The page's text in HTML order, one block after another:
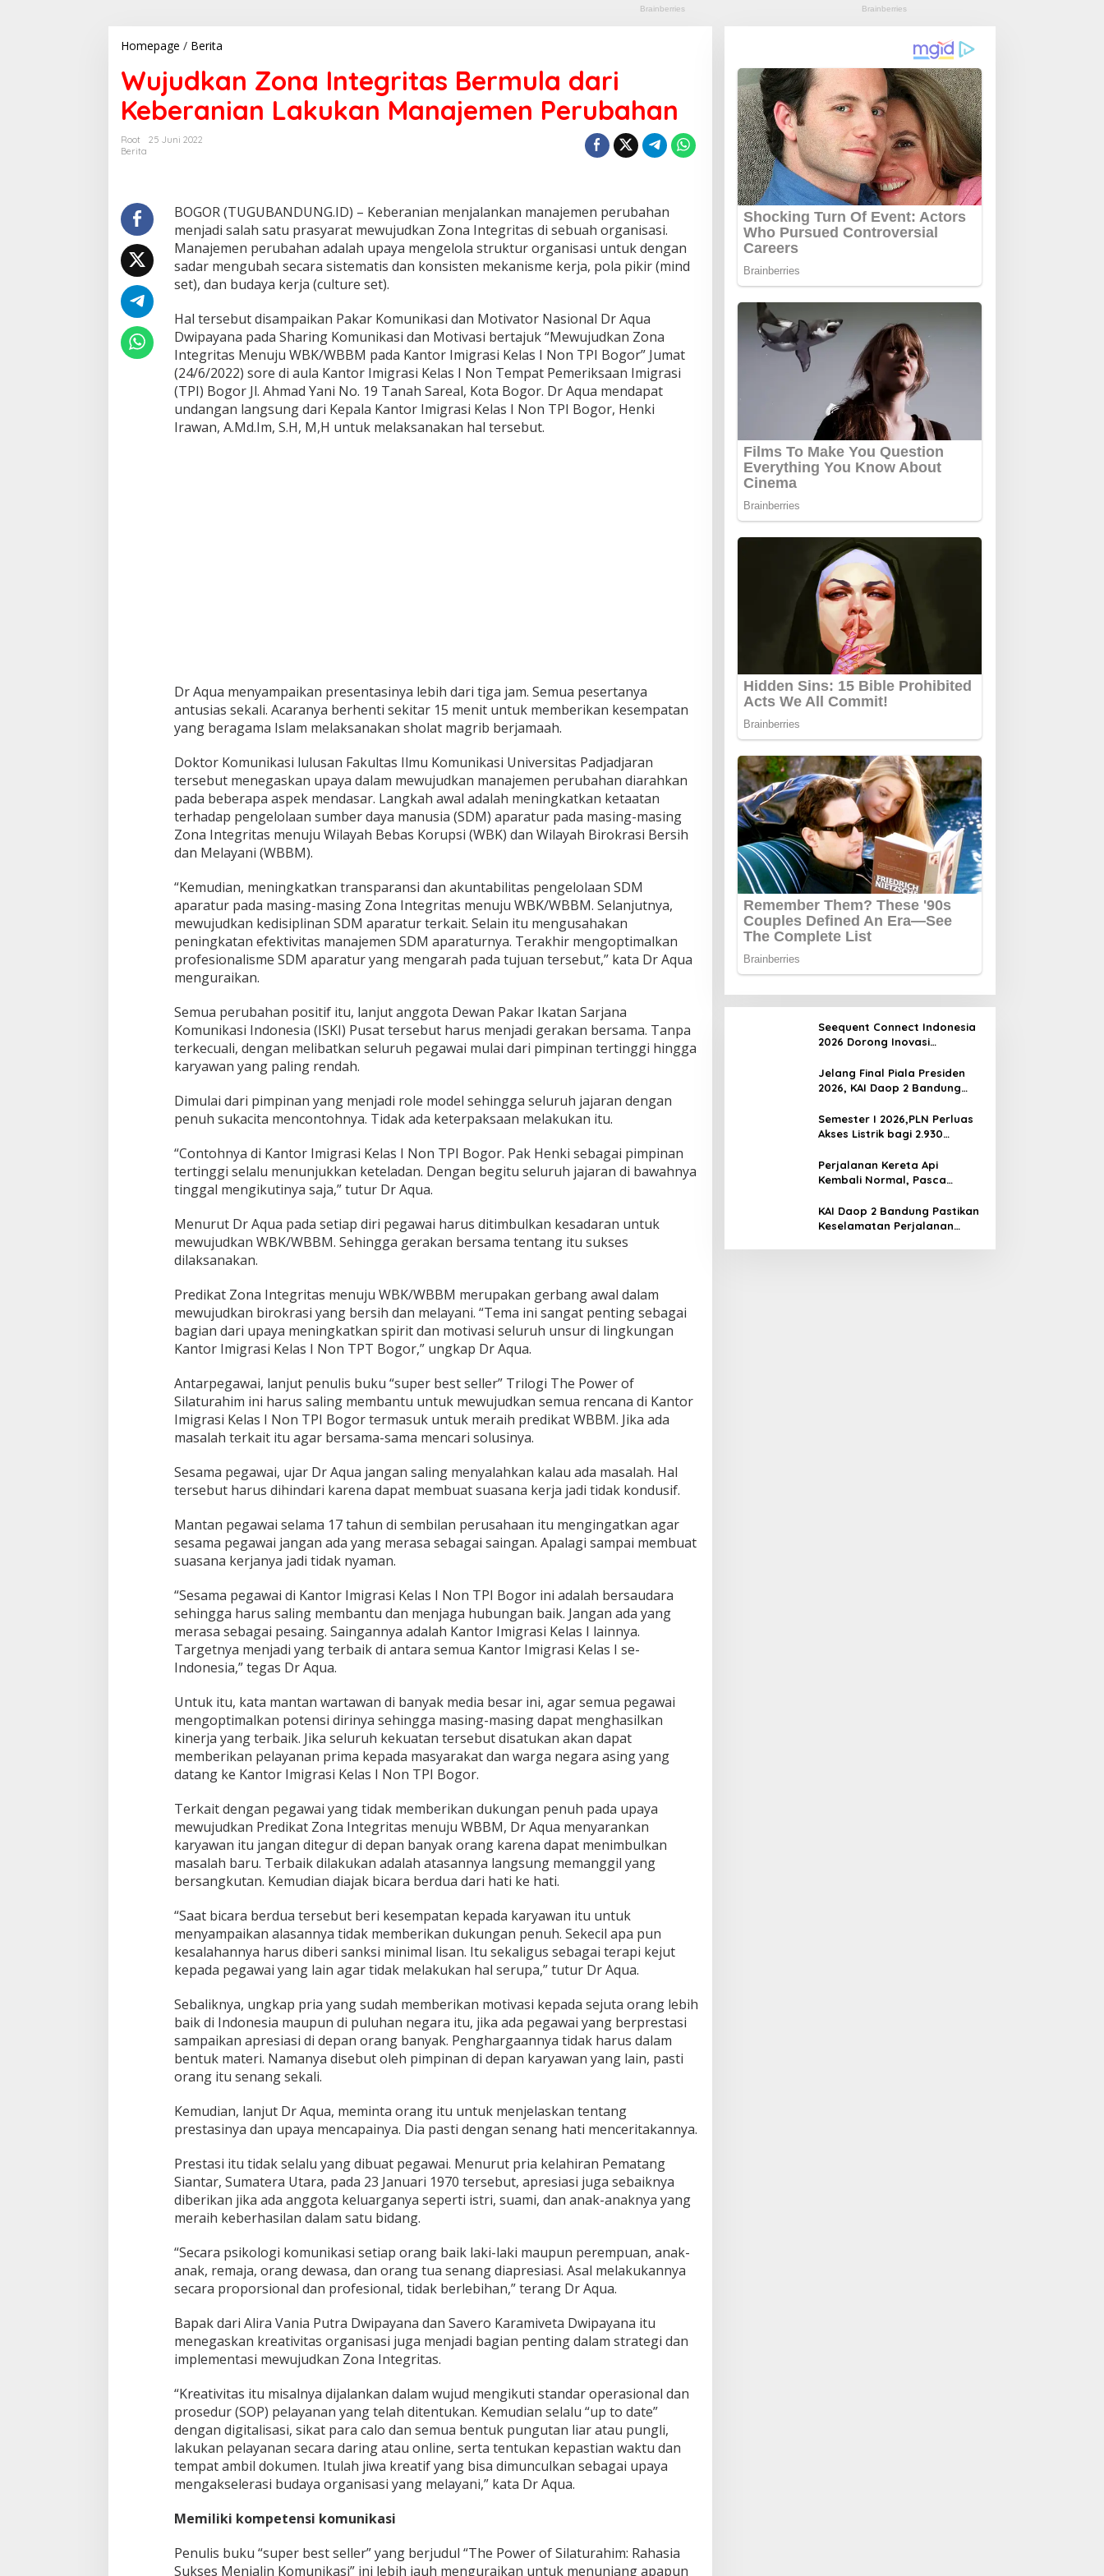
Homepage / Berita
j
u
d
k
a
I
n
t
e
g
t
a
s
B
e
r
m
u
a
k
u
a
n
M
a
n
a
j
e
e
n
P
e
r
u
b
h
a
n
Wujudkan Zona Integritas Bermula dari
Keberanian Lakukan Manajemen Perubahan
Root
25 Juni 2022
Berita
BOGOR (TUGUBANDUNG.ID) – Keberanian menjalankan manajemen perubahan
menjadi salah satu prasyarat mewujudkan Zona Integritas di sebuah organisasi.
Manajemen perubahan adalah upaya mengelola struktur organisasi untuk dengan
sadar mengubah secara sistematis dan konsisten mekanisme kerja, pola pikir (mind
set), dan budaya kerja (culture set).
Hal tersebut disampaikan Pakar Komunikasi dan Motivator Nasional Dr Aqua
Dwipayana pada Sharing Komunikasi dan Motivasi bertajuk “Mewujudkan Zona
Integritas Menuju WBK/WBBM pada Kantor Imigrasi Kelas I Non TPI Bogor” Jumat
(24/6/2022) sore di aula Kantor Imigrasi Kelas I Non Tempat Pemeriksaan Imigrasi
(TPI) Bogor Jl. Ahmad Yani No. 19 Tanah Sareal, Kota Bogor. Dr Aqua mendapat
undangan langsung dari Kepala Kantor Imigrasi Kelas I Non TPI Bogor, Henki
Irawan, A.Md.Im, S.H, M,H untuk melaksanakan hal tersebut.
Dr Aqua menyampaikan presentasinya lebih dari tiga jam. Semua pesertanya
antusias sekali. Acaranya berhenti sekitar 15 menit untuk memberikan kesempatan
yang beragama Islam melaksanakan sholat magrib berjamaah.
Doktor Komunikasi lulusan Fakultas Ilmu Komunikasi Universitas Padjadjaran
tersebut menegaskan upaya dalam mewujudkan manajemen perubahan diarahkan
pada beberapa aspek mendasar. Langkah awal adalah meningkatkan ketaatan
terhadap pengelolaan sumber daya manusia (SDM) aparatur pada masing-masing
Zona Integritas menuju Wilayah Bebas Korupsi (WBK) dan Wilayah Birokrasi Bersih
dan Melayani (WBBM).
“Kemudian, meningkatkan transparansi dan akuntabilitas pengelolaan SDM
aparatur pada masing-masing Zona Integritas menuju WBK/WBBM. Selanjutnya,
mewujudkan kedisiplinan SDM aparatur terkait. Selain itu mengusahakan
peningkatan efektivitas manajemen SDM aparaturnya. Terakhir mengoptimalkan
profesionalisme SDM aparatur yang mengarah pada tujuan tersebut,” kata Dr Aqua
menguraikan.
Semua perubahan positif itu, lanjut anggota Dewan Pakar Ikatan Sarjana
Komunikasi Indonesia (ISKI) Pusat tersebut harus menjadi gerakan bersama. Tanpa
terkecuali, dengan melibatkan seluruh pegawai mulai dari pimpinan tertinggi hingga
karyawan yang paling rendah.
Dimulai dari pimpinan yang menjadi role model sehingga seluruh jajaran dengan
penuh sukacita mencontohnya. Tidak ada keterpaksaan melakukan itu.
“Contohnya di Kantor Imigrasi Kelas I Non TPI Bogor. Pak Henki sebagai pimpinan
tertinggi selalu menunjukkan keteladan. Dengan begitu seluruh jajaran di bawahnya
tinggal mengikutinya saja,” tutur Dr Aqua.
Menurut Dr Aqua pada setiap diri pegawai harus ditimbulkan kesadaran untuk
mewujudkan WBK/WBBM. Sehingga gerakan bersama tentang itu sukses
dilaksanakan.
Predikat Zona Integritas menuju WBK/WBBM merupakan gerbang awal dalam
mewujudkan birokrasi yang bersih dan melayani. “Tema ini sangat penting sebagai
bagian dari upaya meningkatkan spirit dan motivasi seluruh unsur di lingkungan
Kantor Imigrasi Kelas I Non TPT Bogor,” ungkap Dr Aqua.
Antarpegawai, lanjut penulis buku “super best seller” Trilogi The Power of
Silaturahim ini harus saling membantu untuk mewujudkan semua rencana di Kantor
Imigrasi Kelas I Non TPI Bogor termasuk untuk meraih predikat WBBM. Jika ada
masalah terkait itu agar bersama-sama mencari solusinya.
Sesama pegawai, ujar Dr Aqua jangan saling menyalahkan kalau ada masalah. Hal
tersebut harus dihindari karena dapat membuat suasana kerja jadi tidak kondusif.
Mantan pegawai selama 17 tahun di sembilan perusahaan itu mengingatkan agar
sesama pegawai jangan ada yang merasa sebagai saingan. Apalagi sampai membuat
suasana kerjanya jadi tidak nyaman.
“Sesama pegawai di Kantor Imigrasi Kelas I Non TPI Bogor ini adalah bersaudara
sehingga harus saling membantu dan menjaga hubungan baik. Jangan ada yang
merasa sebagai pesaing. Saingannya adalah Kantor Imigrasi Kelas I lainnya.
Targetnya menjadi yang terbaik di antara semua Kantor Imigrasi Kelas I se-
Indonesia,” tegas Dr Aqua.
Untuk itu, kata mantan wartawan di banyak media besar ini, agar semua pegawai
mengoptimalkan potensi dirinya sehingga masing-masing dapat menghasilkan
kinerja yang terbaik. Jika seluruh kekuatan tersebut disatukan akan dapat
memberikan pelayanan prima kepada masyarakat dan warga negara asing yang
datang ke Kantor Imigrasi Kelas I Non TPI Bogor.
Terkait dengan pegawai yang tidak memberikan dukungan penuh pada upaya
mewujudkan Predikat Zona Integritas menuju WBBM, Dr Aqua menyarankan
karyawan itu jangan ditegur di depan banyak orang karena dapat menimbulkan
masalah baru. Terbaik dilakukan adalah atasannya langsung memanggil yang
bersangkutan. Kemudian diajak bicara berdua dari hati ke hati.
“Saat bicara berdua tersebut beri kesempatan kepada karyawan itu untuk
menyampaikan alasannya tidak memberikan dukungan penuh. Sekecil apa pun
kesalahannya harus diberi sanksi minimal lisan. Itu sekaligus sebagai terapi kejut
kepada pegawai yang lain agar tidak melakukan hal serupa,” tutur Dr Aqua.
Sebaliknya, ungkap pria yang sudah memberikan motivasi kepada sejuta orang lebih
baik di Indonesia maupun di puluhan negara itu, jika ada pegawai yang berprestasi
sampaikan apresiasi di depan orang banyak. Penghargaannya tidak harus dalam
bentuk materi. Namanya disebut oleh pimpinan di depan karyawan yang lain, pasti
orang itu senang sekali.
Kemudian, lanjut Dr Aqua, meminta orang itu untuk menjelaskan tentang
prestasinya dan upaya mencapainya. Dia pasti dengan senang hati menceritakannya.
Prestasi itu tidak selalu yang dibuat pegawai. Menurut pria kelahiran Pematang
Siantar, Sumatera Utara, pada 23 Januari 1970 tersebut, apresiasi juga sebaiknya
diberikan jika ada anggota keluarganya seperti istri, suami, dan anak-anaknya yang
meraih keberhasilan dalam satu bidang.
“Secara psikologi komunikasi setiap orang baik laki-laki maupun perempuan, anak-
anak, remaja, orang dewasa, dan orang tua senang diapresiasi. Asal melakukannya
secara proporsional dan profesional, tidak berlebihan,” terang Dr Aqua.
Bapak dari Alira Vania Putra Dwipayana dan Savero Karamiveta Dwipayana itu
menegaskan kreativitas organisasi juga menjadi bagian penting dalam strategi dan
implementasi mewujudkan Zona Integritas.
“Kreativitas itu misalnya dijalankan dalam wujud mengikuti standar operasional dan
prosedur (SOP) pelayanan yang telah ditentukan. Kemudian selalu “up to date”
dengan digitalisasi, sikat para calo dan semua bentuk pungutan liar atau pungli,
lakukan pelayanan secara daring atau online, serta tentukan kepastian waktu dan
tempat ambil dokumen. Itulah jiwa kreatif yang bisa dimunculkan sebagai upaya
mengakselerasi budaya organisasi yang melayani,” kata Dr Aqua.
Memiliki kompetensi komunikasi
Penulis buku “super best seller” yang berjudul “The Power of Silaturahim: Rahasia
Sukses Menjalin Komunikasi” ini lebih jauh menguraikan untuk menunjang apapun
Seequent Connect Indonesia
2026 Dorong Inovasi
Pertambangan, Energi, dan
Infrastruktur
Jelang Final Piala Presiden
2026, KAI Daop 2 Bandung
Lebih Awal ke Stasiun
Semester I 2026,PLN Perluas
Akses Listrik bagi 2.930
Jawa Barat
Perjalanan Kereta Api
Kembali Normal, Pasca
KAI Daop 2 Bandung Pastikan
Keselamatan Perjalanan